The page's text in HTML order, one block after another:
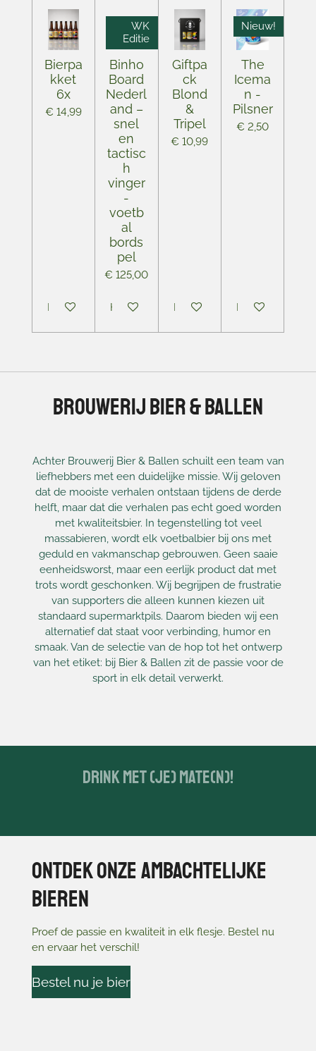
Bierpa
kket
6x
€ 14,99
In winkelwagen
WK
Editie
Binho
Board
Nederl
and –
snel
en
tactisc
h
vinger
-
voetb
al
bords
pel
€ 125,00
Houd mij op de hoogte
Giftpa
ck
Blond
&
Tripel
€ 10,99
In winkelwagen
Nieuw!
The
Icema
n -
Pilsner
€ 2,50
In winkelwagen
Brouwerij Bier & Ballen
Achter Brouwerij Bier & Ballen schuilt een team van
liefhebbers met een duidelijke missie. Wij geloven
dat de mooiste verhalen ontstaan tijdens de derde
helft, maar dat die verhalen pas echt goed worden
met kwaliteitsbier. In tegenstelling tot veel
massabieren, wordt elk voetbalbier bij ons met
geduld en vakmanschap gebrouwen. Geen saaie
eenheidsworst, maar een eerlijk product dat met
trots wordt geschonken. Wij begrijpen de frustratie
van supporters die alleen kunnen kiezen uit
standaard supermarktpils. Daarom bieden wij een
alternatief dat staat voor verbinding, humor en
smaak. Van de selectie van de hop tot het ontwerp
van het etiket: bij Bier & Ballen zit de passie voor de
sport in elk detail verwerkt.
Drink met (je) mate(n)!
Ontdek onze ambachtelijke
bieren
Proef de passie en kwaliteit in elk flesje. Bestel nu
en ervaar het verschil!
Bestel nu je bier